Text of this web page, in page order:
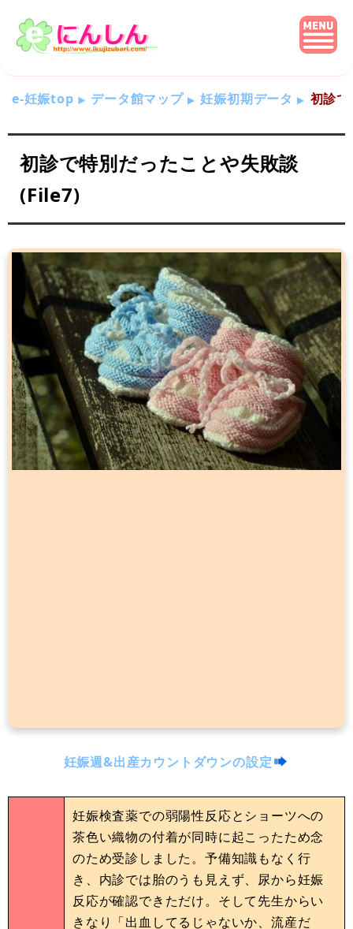
e-妊娠top データ館マップ 妊娠初期データ 初診
初診で特別だったことや失敗談
(File7)
妊娠週&出産カウントダウンの設定
妊娠検査薬での弱陽性反応とショーツへの
茶色い織物の付着が同時に起こったため念
のため受診しました。予備知識もなく行
き、内診では胎のうも見えず、尿から妊娠
反応が確認できただけ。そして先生からい
きなり「出血してるじゃないか、流産だ